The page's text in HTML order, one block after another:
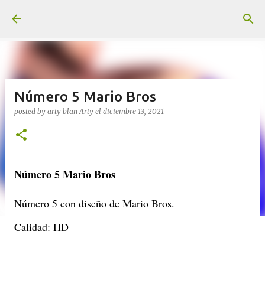
Número 5 Mario Bros
posted by arty blanArty el diciembre 13, 2021
Número 5 Mario Bros
Número 5 con diseño de Mario Bros.
Calidad: HD